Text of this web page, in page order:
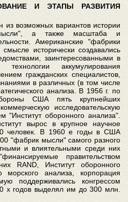
И ЭТАПЫ РАЗВИТИЯ
возможных вариантов истории
а также масштаба и
Американские "фабрики
исторически создавались
заинтересованными в
технологии аккумулирования
гражданских специалистов,
в различных (в том числе
анализа. В 1956 г. по
США пять крупнейших
исследовательскую
"Институт оборонного анализа".
вырос в крупное научное
человек. В 1960 е годы в США
"фабрик мысли" самого разного
и влиятельными среди них
правительством
RAND, Институт оборонного
морского анализа, корпорация
поддерживались конгрессом
х годов выделял им до 300 млн.